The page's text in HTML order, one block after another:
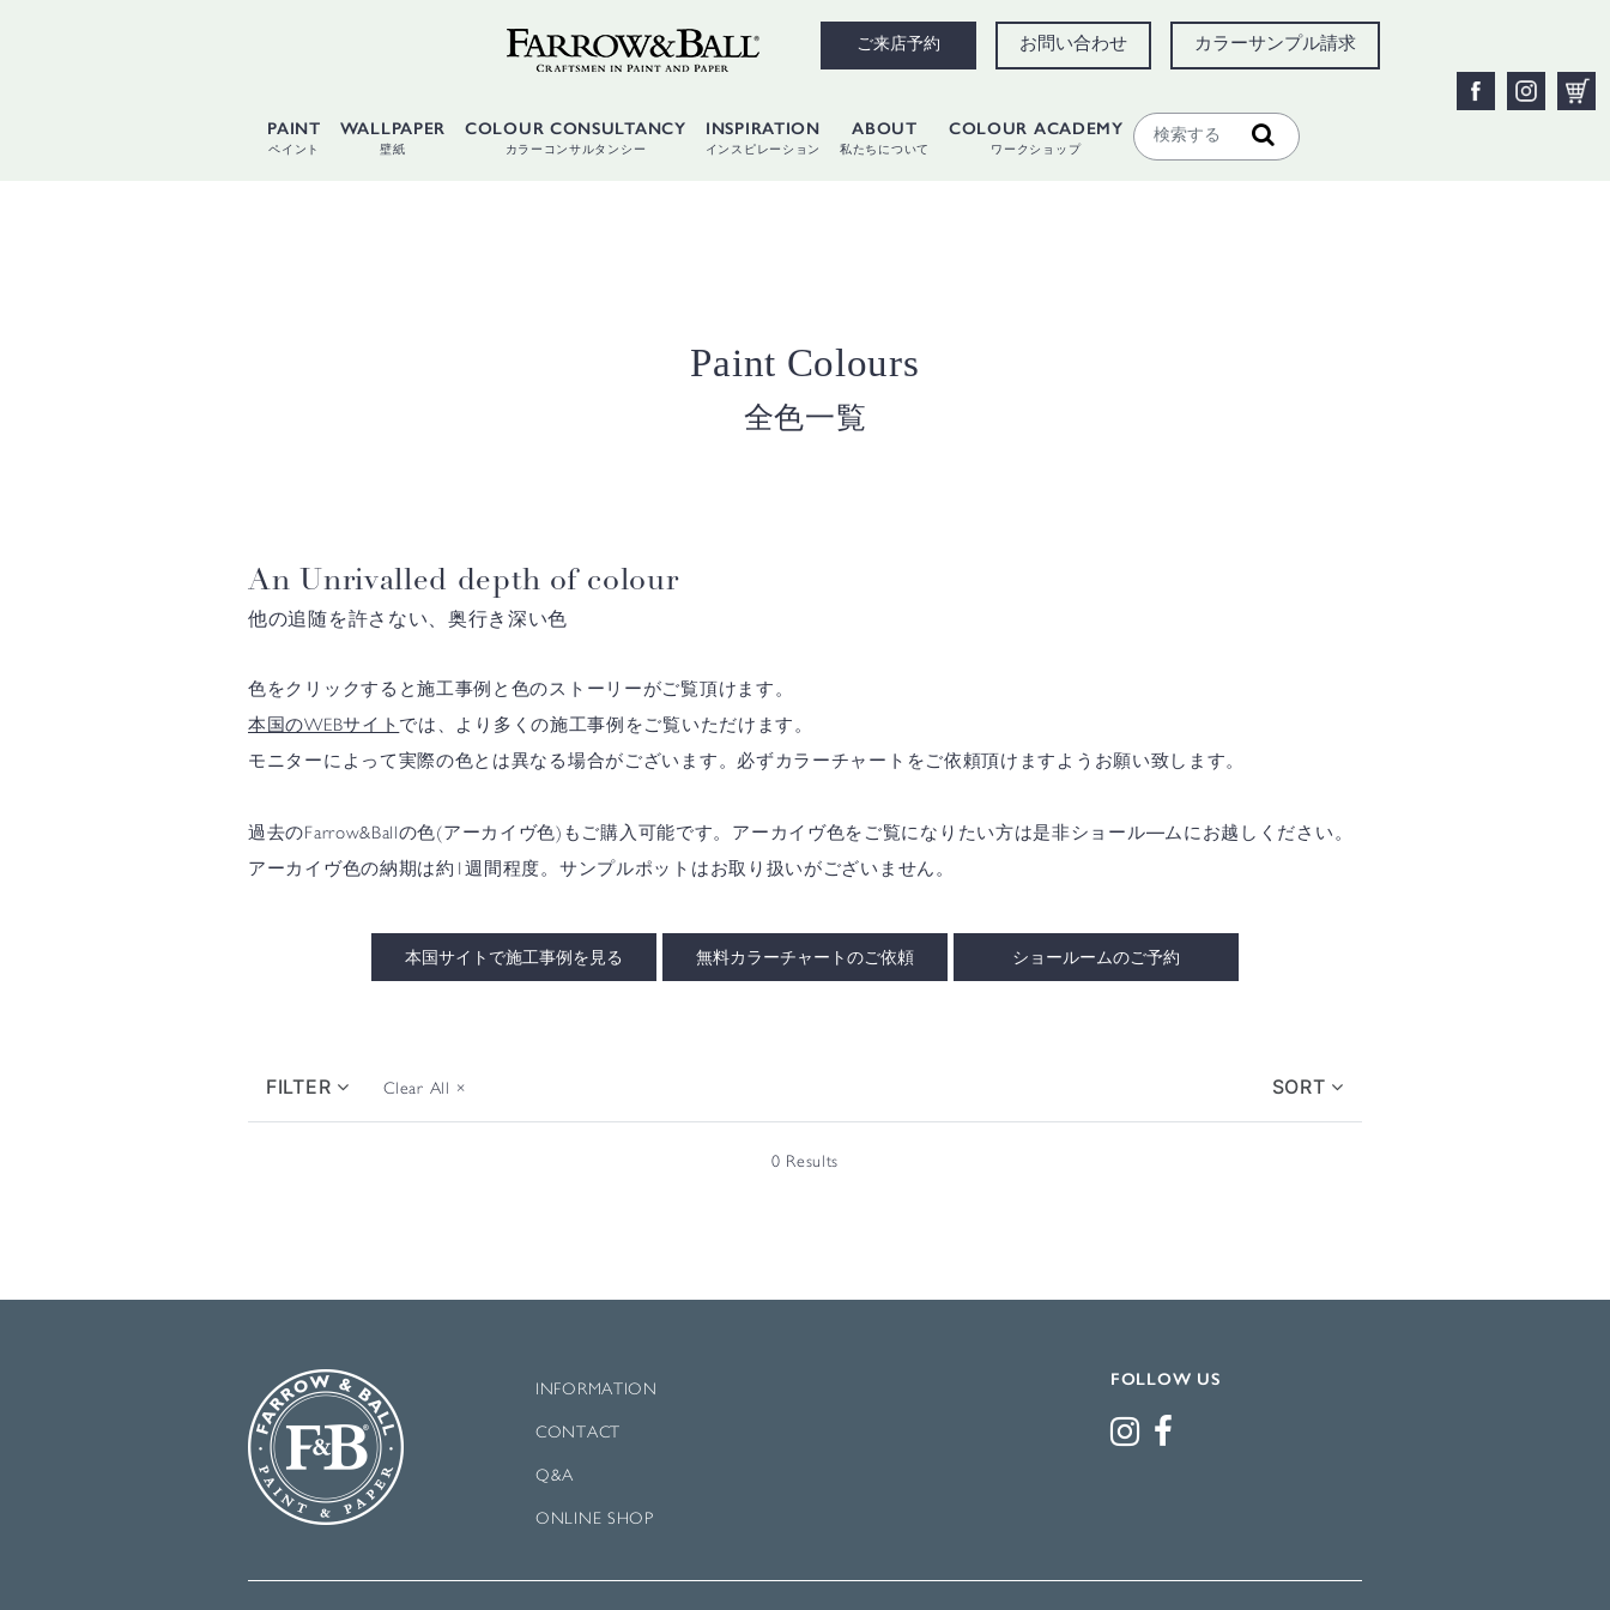
ご来店予約 お問い合わせ カラーサンプル請求
PAINT
ペイント
WALLPAPER
壁紙
COLOUR CONSULTANCY
カラーコンサルタンシー
INSPIRATION
インスピレーション
ABOUT
私たちについて
COLOUR ACADEMY
ワークショップ
Paint Colours
全色一覧
An Unrivalled depth of colour
他の追随を許さない、奥行き深い色
色をクリックすると施工事例と色のストーリーがご覧頂けます。
本国のWEBサイト では、より多くの施工事例をご覧いただけます。
モニターによって実際の色とは異なる場合がございます。必ずカラーチャートをご依頼頂けますようお願い致します。
過去のFarrow&Ballの色(アーカイヴ色)もご購入可能です。アーカイヴ色をご覧になりたい方は是非ショール―ムにお越しください。
アーカイヴ色の納期は約1週間程度。サンプルポットはお取り扱いがございません。
本国サイトで施工事例を見る 無料カラーチャートのご依頼 ショールームのご予約
FILTER Clear All × SORT
0 Results
INFORMATION
CONTACT
Q&A
ONLINE SHOP
FOLLOW US